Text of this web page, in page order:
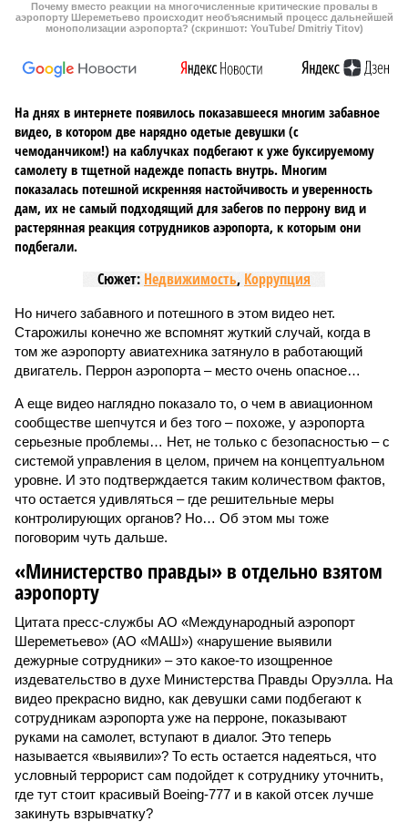
Почему вместо реакции на многочисленные критические провалы в
аэропорту Шереметьево происходит необъяснимый процесс дальнейшей
монополизации аэропорта? (скриншот: YouTube/ Dmitriy Titov)
На днях в интернете появилось показавшееся многим забавное
видео, в котором две нарядно одетые девушки (с
чемоданчиком!) на каблучках подбегают к уже буксируемому
самолету в тщетной надежде попасть внутрь. Многим
показалась потешной искренняя настойчивость и уверенность
дам, их не самый подходящий для забегов по перрону вид и
растерянная реакция сотрудников аэропорта, к которым они
подбегали.
Сюжет: Недвижимость, Коррупция
Но ничего забавного и потешного в этом видео нет.
Старожилы конечно же вспомнят жуткий случай, когда в
том же аэропорту авиатехника затянуло в работающий
двигатель. Перрон аэропорта – место очень опасное…
А еще видео наглядно показало то, о чем в авиационном
сообществе шепчутся и без того – похоже, у аэропорта
серьезные проблемы… Нет, не только с безопасностью – с
системой управления в целом, причем на концептуальном
уровне. И это подтверждается таким количеством фактов,
что остается удивляться – где решительные меры
контролирующих органов? Но… Об этом мы тоже
поговорим чуть дальше.
«Министерство правды» в отдельно взятом
аэропорту
Цитата пресс-службы АО «Международный аэропорт
Шереметьево» (АО «МАШ») «нарушение выявили
дежурные сотрудники» – это какое-то изощренное
издевательство в духе Министерства Правды Оруэлла. На
видео прекрасно видно, как девушки сами подбегают к
сотрудникам аэропорта уже на перроне, показывают
руками на самолет, вступают в диалог. Это теперь
называется «выявили»? То есть остается надеяться, что
условный террорист сам подойдет к сотруднику уточнить,
где тут стоит красивый Boeing-777 и в какой отсек лучше
закинуть взрывчатку?